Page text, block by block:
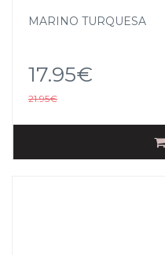
MARINO TURQUESA
17.95€
21.95€